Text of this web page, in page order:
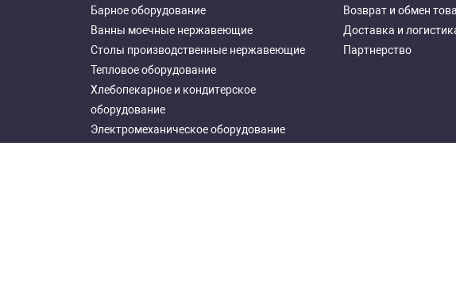
Барное оборудование
Ванны моечные нержавеющие
Столы производственные нержавеющие
Тепловое оборудование
Хлебопекарное и кондитерское
оборудование
Электромеханическое оборудование
Возврат и обмен
Доставка и
Партнерство